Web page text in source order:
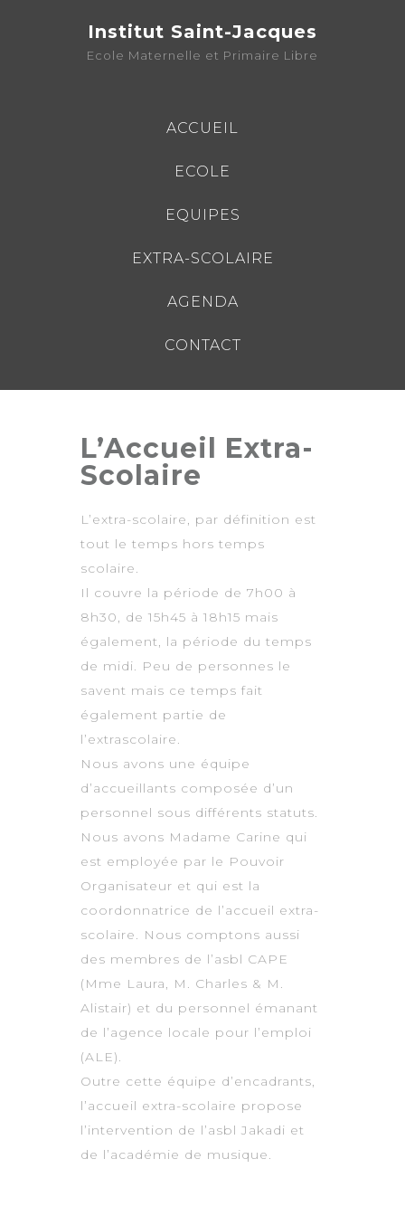
Institut Saint-Jacques
Ecole Maternelle et Primaire Libre
ACCUEIL
ECOLE
EQUIPES
EXTRA-SCOLAIRE
AGENDA
CONTACT
L’Accueil Extra-
Scolaire
L’extra-scolaire, par définition est
tout le temps hors temps
scolaire.
Il couvre la période de 7h00 à
8h30, de 15h45 à 18h15 mais
également, la période du temps
de midi. Peu de personnes le
savent mais ce temps fait
également partie de
l’extrascolaire.
Nous avons une équipe
d’accueillants composée d’un
personnel sous différents statuts.
Nous avons Madame Carine qui
est employée par le Pouvoir
Organisateur et qui est la
coordonnatrice de l’accueil extra-
scolaire. Nous comptons aussi
des membres de l’asbl CAPE
(Mme Laura, M. Charles & M.
Alistair) et du personnel émanant
de l’agence locale pour l’emploi
(ALE).
Outre cette équipe d’encadrants,
l’accueil extra-scolaire propose
l’intervention de l’asbl Jakadi et
de l’académie de musique.